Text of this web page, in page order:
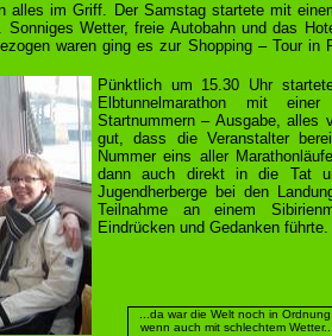
alles im Griff. Der Samstag startete mit
Wetter, freie Autobahn und das
waren ging es zur Shopping – Tour
Pünktlich um 15.30 Uhr
Elbtunnelmarathon mit
Startnummern – Ausgabe, alles
gut, dass die Veranstalter
Nummer eins aller
dann auch direkt in die Tat
Jugendherberge bei den
Teilnahme an einem
Eindrücken und Gedanken führte.
...da war die Welt noch in Ordnung,
wenn auch mit schlechtem Wetter...